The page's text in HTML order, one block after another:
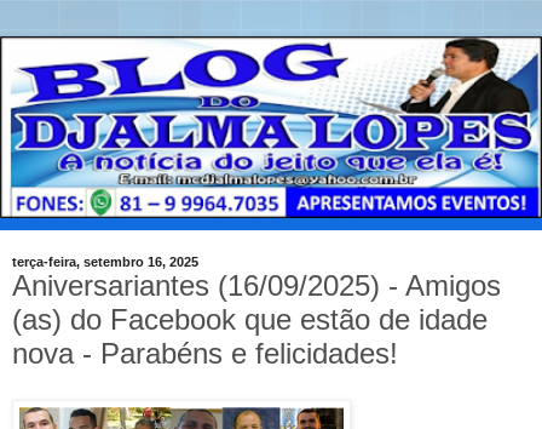
terça-feira, setembro 16, 2025
Aniversariantes (16/09/2025) - Amigos
(as) do Facebook que estão de idade
nova - Parabéns e felicidades!